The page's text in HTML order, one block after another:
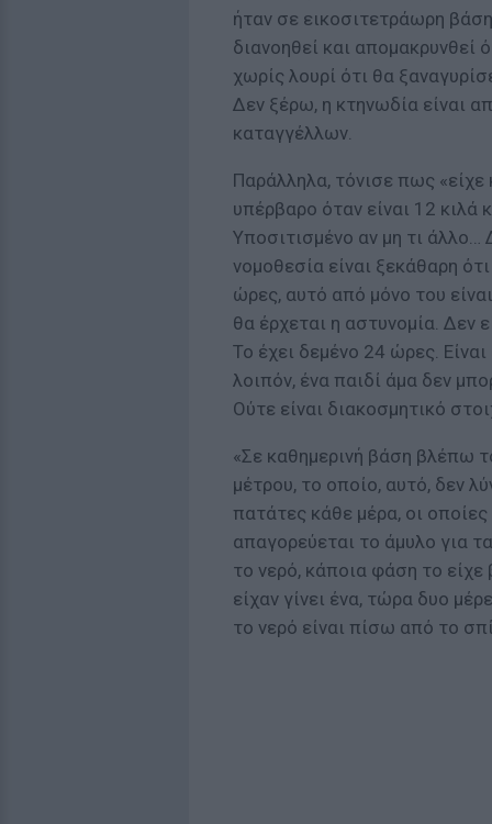
ήταν σε εικοσιτετράωρη
διανοηθεί και
χωρίς λουρί ότι θα
Δεν ξέρω, η κτηνωδία είναι
καταγγέλλων.
Παράλληλα, τόνισε πως «είχε
υπέρβαρο όταν είναι 12 κιλά
Υποσιτισμένο αν μη τι
νομοθεσία είναι ξεκάθαρη
ώρες, αυτό από μόνο του
θα έρχεται η αστυνομία. Δεν
Το έχει δεμένο 24 ώρες.
λοιπόν, ένα παιδί άμα δεν
Ούτε είναι διακοσμητικό
«Σε καθημερινή βάση βλέπω
μέτρου, το οποίο, αυτό, δεν
πατάτες κάθε μέρα, οι
απαγορεύεται το άμυλο για
το νερό, κάποια φάση το είχε
είχαν γίνει ένα, τώρα δυο
το νερό είναι πίσω από το